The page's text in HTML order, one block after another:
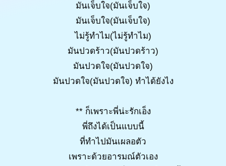
มันเจ็บใจ(มันเจ็บใจ)
มันเจ็บใจ(มันเจ็บใจ)
ไม่รู้ทำไม(ไม่รู้ทำไม)
มันปวดร้าว(มันปวดร้าว)
มันปวดใจ(มันปวดใจ)
มันปวดใจ(มันปวดใจ) ทำได้ยังไง
** ก็เพราะพี่น่ะรักเอ็ง
พี่ถึงได้เป็นแบบนี้
ที่ทำไปมันเผลอตัว
เพราะด้วยอารมณ์ตัวเอง